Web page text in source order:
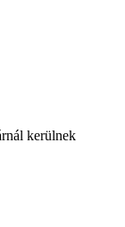
kerülnek